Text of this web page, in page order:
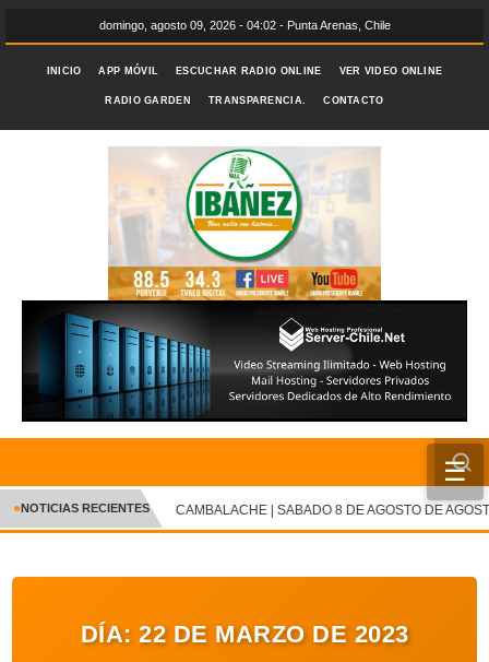
domingo, agosto 09, 2026 - 04:02 - Punta Arenas, Chile
INICIO APP MÓVIL ESCUCHAR RADIO ONLINE VER VIDEO ONLINE
RADIO GARDEN TRANSPARENCIA. CONTACTO
☰
INICIO
CRÓNICA
ENTRETENIMIENTO Y CULTURA
NOTICIAS RECIENTES CAMBALACHE | SABADO 8 DE AGOSTO DE
DÍA: 22 DE MARZO DE 2023